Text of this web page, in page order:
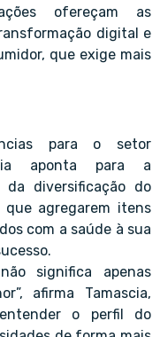
ofereçam as
digital e
que exige mais
para o setor
aponta para a
diversificação do
agregarem itens
com a saúde à sua
significa apenas
afirma Tamascia,
o perfil do